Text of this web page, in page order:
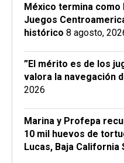
México termina
Juegos
histórico 8 agosto,
”El mérito es de los
valora la navegación
2026
Marina y Profepa
10 mil huevos de
Lucas, Baja California